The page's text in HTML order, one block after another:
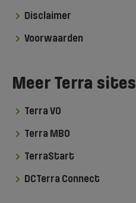
Disclaimer
Voorwaarden
Meer Terra sites
Terra VO
Terra MBO
TerraStart
DCTerra Connect